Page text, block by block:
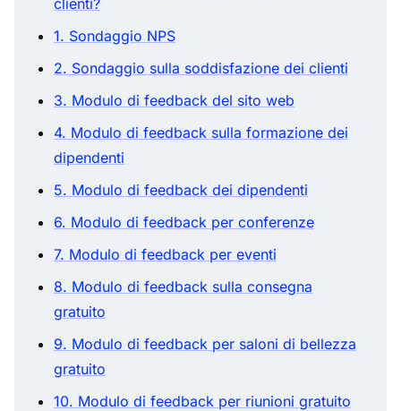
1. Sondaggio NPS
2. Sondaggio sulla soddisfazione dei clienti
3. Modulo di feedback del sito web
4. Modulo di feedback sulla formazione dei
dipendenti
5. Modulo di feedback dei dipendenti
6. Modulo di feedback per conferenze
7. Modulo di feedback per eventi
8. Modulo di feedback sulla consegna
gratuito
9. Modulo di feedback per saloni di bellezza
gratuito
10. Modulo di feedback per riunioni gratuito